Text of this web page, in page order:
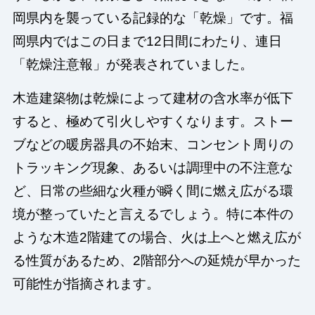
岡県内を襲っている記録的な「乾燥」です。福
岡県内ではこの日まで12日間にわたり、連日
「乾燥注意報」が発表されていました。
木造建築物は乾燥によって建材の含水率が低下
すると、極めて引火しやすくなります。ストー
ブなどの暖房器具の不始末、コンセント周りの
トラッキング現象、あるいは調理中の不注意な
ど、日常の些細な火種が瞬く間に燃え広がる環
境が整っていたと言えるでしょう。特に本件の
ような木造2階建ての場合、火は上へと燃え広が
る性質があるため、2階部分への延焼が早かった
可能性が指摘されます。